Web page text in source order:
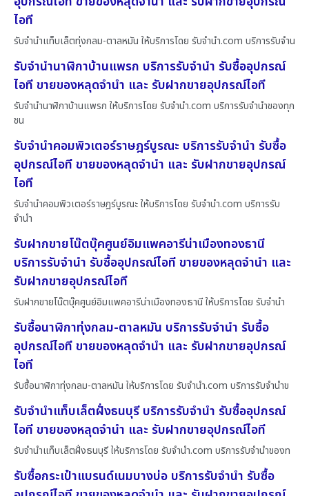
ไอที
รับจำนำแท็บเล็ตทุ่งกลม-ตาลหมัน ให้บริการโดย รับจํานํา.com บริการรับจำน
รับจำนำนาฬิกาบ้านแพรก บริการรับจำนำ รับซื้ออุปกรณ์
ไอที ขายของหลุดจำนำ และ รับฝากขายอุปกรณ์ไอที
รับจำนำนาฬิกาบ้านแพรก ให้บริการโดย รับจํานํา.com บริการรับจำนำของทุก
ชน
รับจำนำคอมพิวเตอร์ราษฎร์บูรณะ บริการรับจำนำ รับซื้อ
อุปกรณ์ไอที ขายของหลุดจำนำ และ รับฝากขายอุปกรณ์
ไอที
รับจำนำคอมพิวเตอร์ราษฎร์บูรณะ ให้บริการโดย รับจํานํา.com บริการรับ
จำนำ
รับฝากขายโน๊ตบุ๊คศูนย์อิมแพคอารีน่าเมืองทองธานี
บริการรับจำนำ รับซื้ออุปกรณ์ไอที ขายของหลุดจำนำ และ
รับฝากขายอุปกรณ์ไอที
รับฝากขายโน๊ตบุ๊คศูนย์อิมแพคอารีน่าเมืองทองธานี ให้บริการโดย รับจํานํา
รับซื้อนาฬิกาทุ่งกลม-ตาลหมัน บริการรับจำนำ รับซื้อ
อุปกรณ์ไอที ขายของหลุดจำนำ และ รับฝากขายอุปกรณ์
ไอที
รับซื้อนาฬิกาทุ่งกลม-ตาลหมัน ให้บริการโดย รับจํานํา.com บริการรับจำนำข
รับจำนำแท็บเล็ตฝั่งธนบุรี บริการรับจำนำ รับซื้ออุปกรณ์
ไอที ขายของหลุดจำนำ และ รับฝากขายอุปกรณ์ไอที
รับจำนำแท็บเล็ตฝั่งธนบุรี ให้บริการโดย รับจํานํา.com บริการรับจำนำของท
รับซื้อกระเป๋าแบรนด์เนมบางบ่อ บริการรับจำนำ รับซื้อ